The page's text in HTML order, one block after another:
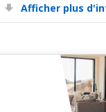
Afficher plus